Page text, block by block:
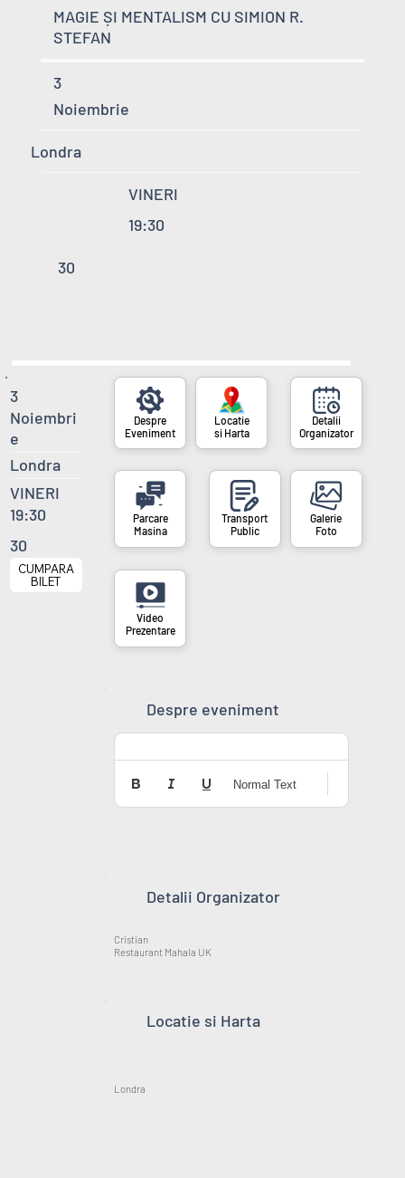
MAGIE ȘI MENTALISM CU SIMION R.
STEFAN
3
Noiembrie
Londra
VINERI
19:30
30
Eveniment
Organizator
si Harta
Masina
Transport
Public
Galerie
Foto
Video
Prezentare
Despre eveniment
Normal Text
Detalii Organizator
Cristian
Restaurant Mahala UK
Locatie si Harta
Londra
3
Noiembri
e
Londra
VINERI
19:30
30
CUMPARA
BILET